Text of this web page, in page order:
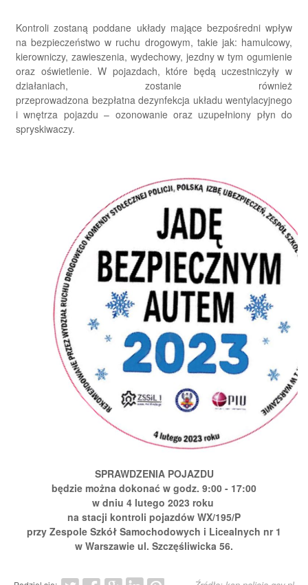
Kontroli zostaną poddane układy mające bezpośredni wpływ
na bezpieczeństwo w ruchu drogowym, takie jak: hamulcowy,
kierowniczy, zawieszenia, wydechowy, jezdny w tym ogumienie
oraz oświetlenie. W pojazdach, które będą uczestniczyły w
działaniach, zostanie również
przeprowadzona bezpłatna dezynfekcja układu wentylacyjnego
i wnętrza pojazdu – ozonowanie oraz uzupełniony płyn do
spryskiwaczy.
SPRAWDZENIA POJAZDU
będzie można dokonać w godz. 9:00 - 17:00
w dniu 4 lutego 2023 roku
na stacji kontroli pojazdów WX/195/P
przy Zespole Szkół Samochodowych i Licealnych nr 1
w Warszawie ul. Szczęśliwicka 56​.